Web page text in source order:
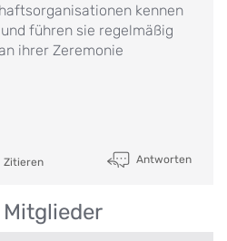
kennen
führen sie regelmäßig
ihrer Zeremonie
Zitieren Antworten
Mitglieder